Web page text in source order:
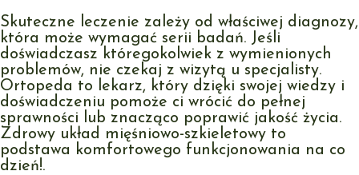
Skuteczne leczenie zależy od właściwej diagnozy,
która może wymagać serii badań. Jeśli
doświadczasz któregokolwiek z wymienionych
problemów, nie czekaj z wizytą u specjalisty.
Ortopeda to lekarz, który dzięki swojej wiedzy i
doświadczeniu pomoże ci wrócić do pełnej
sprawności lub znacząco poprawić jakość życia.
Zdrowy układ mięśniowo-szkieletowy to
podstawa komfortowego funkcjonowania na co
dzień!.